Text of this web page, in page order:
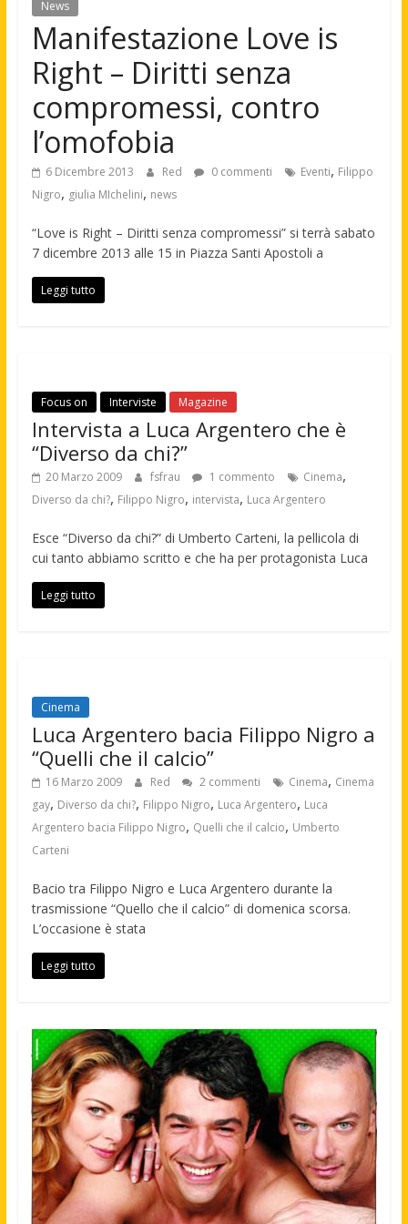
News
Manifestazione Love is
Right – Diritti senza
compromessi, contro
l’omofobia
6 Dicembre 2013 Red 0 commenti Eventi, Filippo
Nigro, giulia MIchelini, news
“Love is Right – Diritti senza compromessi” si terrà sabato
7 dicembre 2013 alle 15 in Piazza Santi Apostoli a
Leggi tutto
Focus on Interviste Magazine
Intervista a Luca Argentero che è
“Diverso da chi?”
20 Marzo 2009 fsfrau 1 commento Cinema,
Diverso da chi?, Filippo Nigro, intervista, Luca Argentero
Esce “Diverso da chi?” di Umberto Carteni, la pellicola di
cui tanto abbiamo scritto e che ha per protagonista Luca
Leggi tutto
Cinema
Luca Argentero bacia Filippo Nigro a
“Quelli che il calcio”
16 Marzo 2009 Red 2 commenti Cinema, Cinema
gay, Diverso da chi?, Filippo Nigro, Luca Argentero, Luca
Argentero bacia Filippo Nigro, Quelli che il calcio, Umberto
Carteni
Bacio tra Filippo Nigro e Luca Argentero durante la
trasmissione “Quello che il calcio” di domenica scorsa.
L’occasione è stata
Leggi tutto